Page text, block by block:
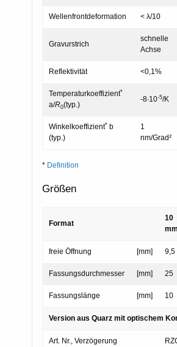
Wellenfrontdeformation < λ/10
Gravurstrich
schnelle
Achse
Reflektivität <0,1%
Temperaturkoeffizient*
a/R0(typ.)
-8∙10-5/K
Winkelkoeffizient* b
(typ.)
1
nm/Grad²
* Definition
Größen
Format
10
mm
freie Öffnung [mm] 9,5
Fassungsdurchmesser [mm] 25
Fassungslänge [mm] 10
Version aus Quarz mit optischem
Art. Nr., Verzögerung